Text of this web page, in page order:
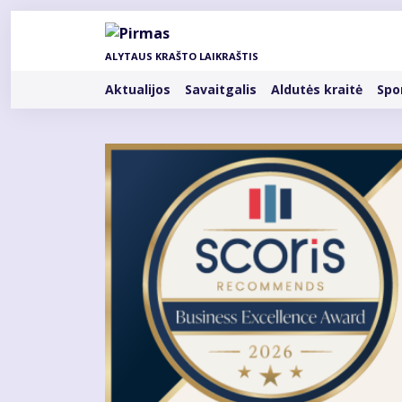
Pereiti
ALYTAUS KRAŠTO LAIKRAŠTIS
Rubrikos
Aktualijos Savaitgalis Aldutės kraitė